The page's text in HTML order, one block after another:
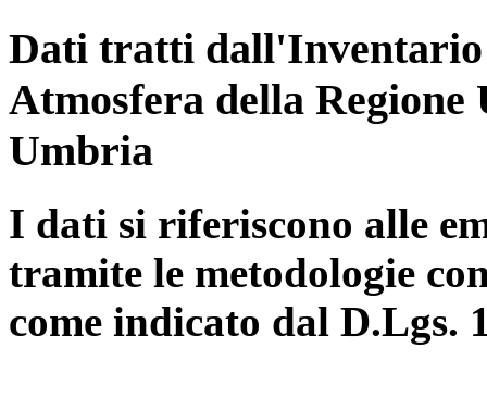
Dati tratti dall'Inventario
Atmosfera della
Umbria
I dati si riferiscono alle
tramite le metodologie
come indicato dal D.Lgs.